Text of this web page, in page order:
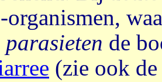
organismen,
de
(zie ook de